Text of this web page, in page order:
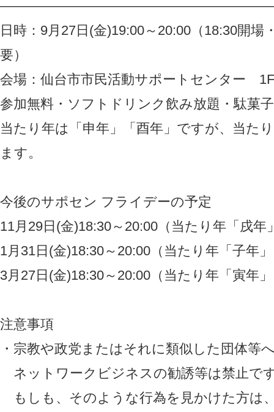
日時：9月27日(金)19:00～20:00（18:30開場
要）
会場：仙台市市民活動サポートセンター
参加無料・ソフトドリンク飲み放題・駄菓
当たり年は「申年」「酉年」ですが、当た
ます。
今後のサポセン フライデーの予定
11月29日(金)18:30～20:00（当たり年「戌年
1月31日(金)18:30～20:00（当たり年「子年
3月27日(金)18:30～20:00（当たり年「寅年
注意事項
・宗教や政党またはそれに類似した団体等
ネットワークビジネスの勧誘等は禁止で
もしも、そのような行為を見かけた方は